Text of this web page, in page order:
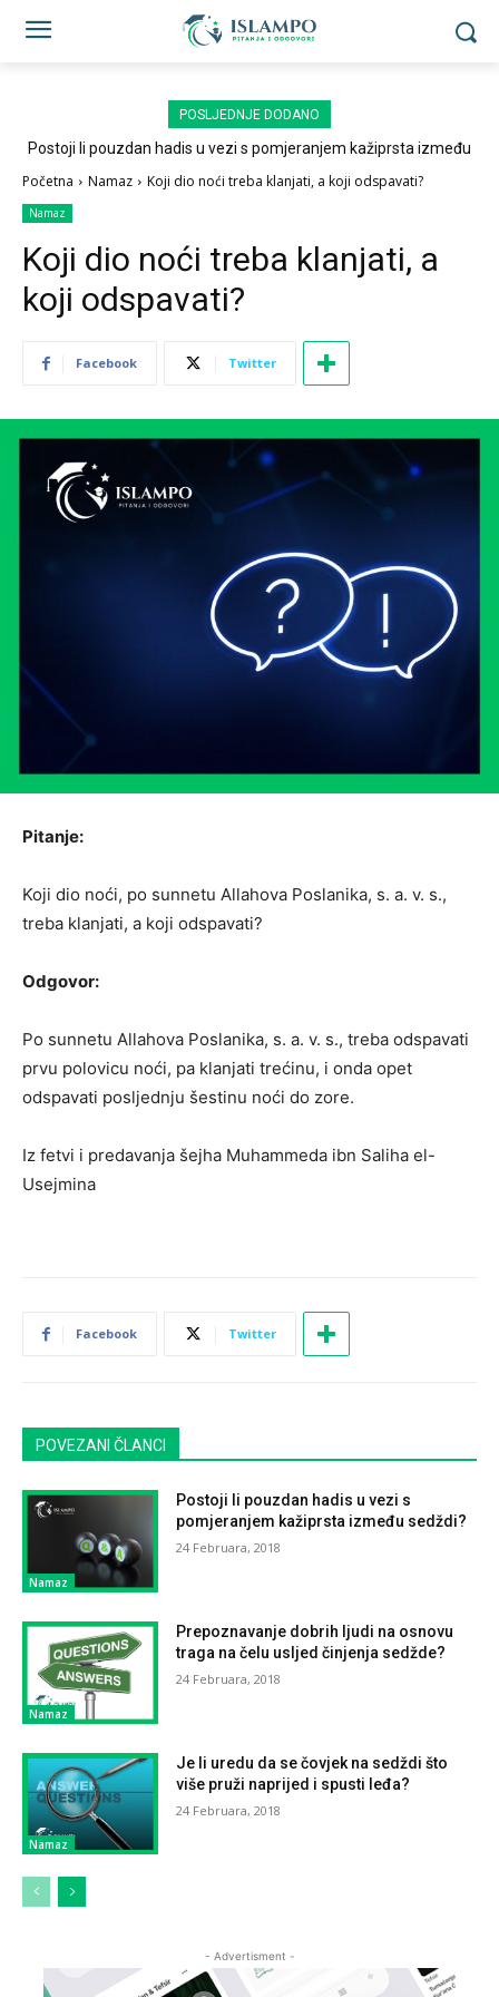
POSLJEDNJE DODANO
Postoji li pouzdan hadis u vezi s pomjeranjem kažiprsta između
Početna Namaz Koji dio noći treba klanjati, a koji odspavati?
Namaz
Koji dio noći treba klanjati, a
koji odspavati?
Facebook Twitter
Pitanje:
Koji dio noći, po sunnetu Allahova Poslanika, s. a. v. s.,
treba klanjati, a koji odspavati?
Odgovor:
Po sunnetu Allahova Poslanika, s. a. v. s., treba odspavati
prvu polovicu noći, pa klanjati trećinu, i onda opet
odspavati posljednju šestinu noći do zore.
Iz fetvi i predavanja šejha Muhammeda ibn Saliha el-
Usejmina
Facebook Twitter
POVEZANI ČLANCI
Namaz
Postoji li pouzdan hadis u vezi s
pomjeranjem kažiprsta između sedždi?
24 Februara, 2018
Namaz
Prepoznavanje dobrih ljudi na osnovu
traga na čelu usljed činjenja sedžde?
24 Februara, 2018
Namaz
Je li uredu da se čovjek na sedždi što
više pruži naprijed i spusti leđa?
24 Februara, 2018
- Advertisment -